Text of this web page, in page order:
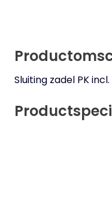
Sluiting zadel PK